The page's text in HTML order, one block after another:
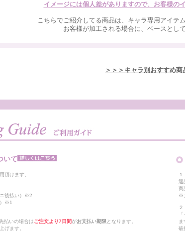
イメージには個人差がありますので、お客様の
こちらでご紹介してる商品は、キャラ専用アイテ
お客様が加工される場合に、ベースとし
＞＞＞キャラ別おすすめ
いて
頂けます。
ニ後払い）※2
）※1
払いの場合はご注文より7日間がお支払い期限 となります。
げます。
返
商
※
ま
破